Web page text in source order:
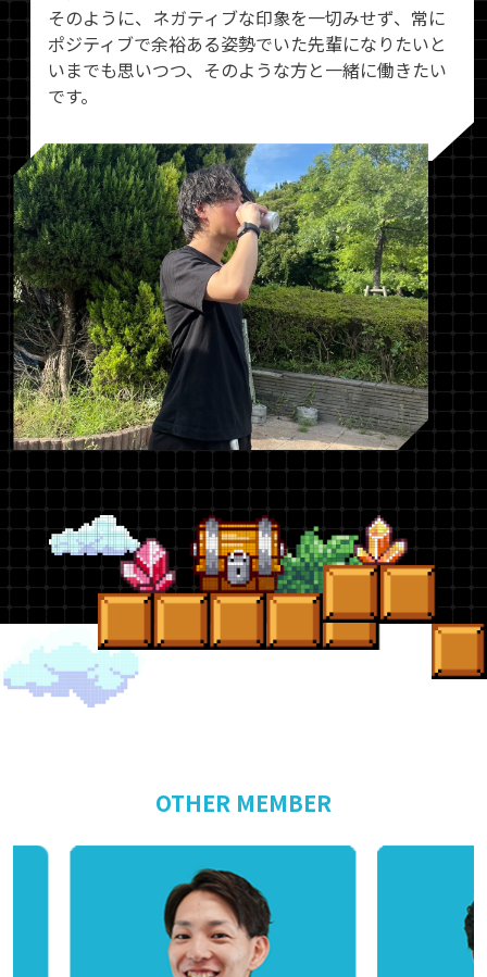
そのように、ネガティブな印象を一切みせず、常に
ポジティブで余裕ある姿勢でいた先輩になりたいと
いまでも思いつつ、そのような方と一緒に働きたい
です。
OTHER MEMBER